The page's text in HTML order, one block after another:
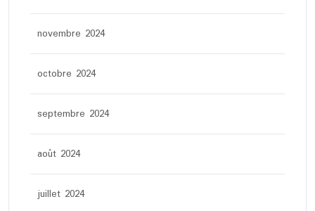
novembre 2024
octobre 2024
septembre 2024
août 2024
juillet 2024